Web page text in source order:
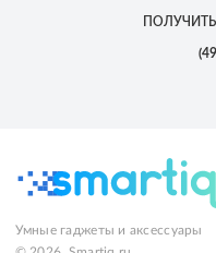
Умные гаджеты и аксессуары